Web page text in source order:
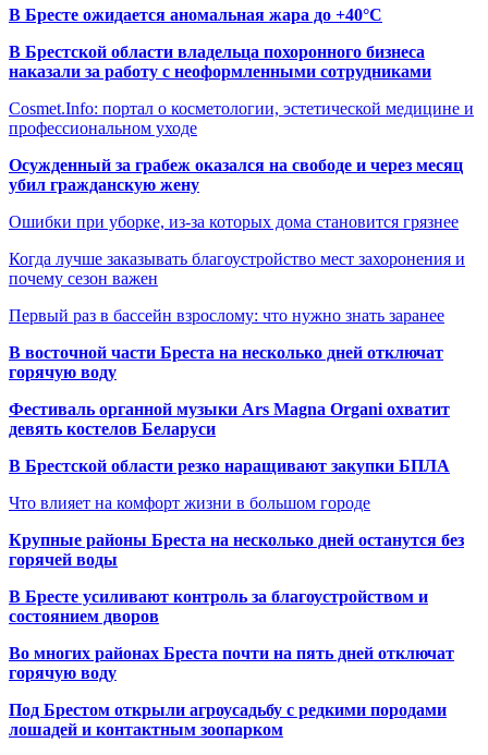
В Бресте ожидается аномальная жара до +40°C
В Брестской области владельца похоронного бизнеса
наказали за работу с неоформленными сотрудниками
Cosmet.Info: портал о косметологии, эстетической медицине и
профессиональном уходе
Осужденный за грабеж оказался на свободе и через месяц
убил гражданскую жену
Ошибки при уборке, из-за которых дома становится грязнее
Когда лучше заказывать благоустройство мест захоронения и
почему сезон важен
Первый раз в бассейн взрослому: что нужно знать заранее
В восточной части Бреста на несколько дней отключат
горячую воду
Фестиваль органной музыки Ars Magna Organi охватит
девять костелов Беларуси
В Брестской области резко наращивают закупки БПЛА
Что влияет на комфорт жизни в большом городе
Крупные районы Бреста на несколько дней останутся без
горячей воды
В Бресте усиливают контроль за благоустройством и
состоянием дворов
Во многих районах Бреста почти на пять дней отключат
горячую воду
Под Брестом открыли агроусадьбу с редкими породами
лошадей и контактным зоопарком